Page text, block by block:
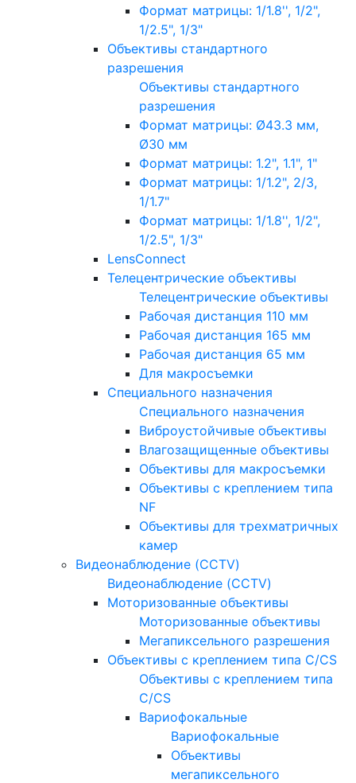
Формат матрицы: 1/1.8'', 1/2",
1/2.5", 1/3"
Объективы стандартного
разрешения
Объективы стандартного
разрешения
Формат матрицы: Ø43.3 мм,
Ø30 мм
Формат матрицы: 1.2", 1.1", 1"
Формат матрицы: 1/1.2", 2/3,
1/1.7"
Формат матрицы: 1/1.8'', 1/2",
1/2.5", 1/3"
LensConnect
Телецентрические объективы
Телецентрические объективы
Рабочая дистанция 110 мм
Рабочая дистанция 165 мм
Рабочая дистанция 65 мм
Для макросъемки
Специального назначения
Специального назначения
Виброустойчивые объективы
Влагозащищенные объективы
Объективы для макросъемки
Объективы с креплением типа
NF
Объективы для трехматричных
камер
Видеонаблюдение (CCTV)
Видеонаблюдение (CCTV)
Моторизованные объективы
Моторизованные объективы
Мегапиксельного разрешения
Объективы с креплением типа C/CS
Объективы с креплением типа
C/CS
Вариофокальные
Вариофокальные
Объективы
мегапиксельного